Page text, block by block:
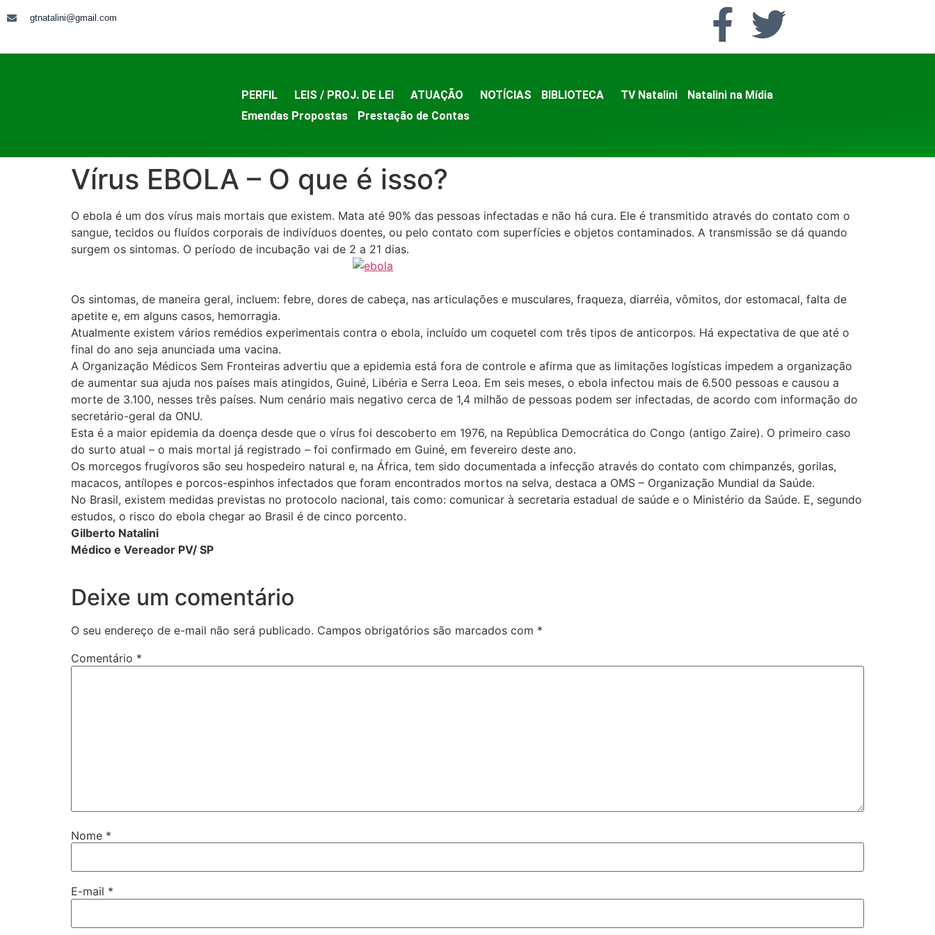
gtnatalini@gmail.com
PERFIL LEIS / PROJ. DE LEI ATUAÇÃO NOTÍCIAS BIBLIOTECA TV Natalini
Natalini na Mídia
Emendas Propostas
Prestação de Contas
Vírus EBOLA – O que é isso?
O ebola é um dos vírus mais mortais que existem. Mata até 90% das pessoas infectadas e não há cura. Ele é transmitido através do contato com o
sangue, tecidos ou fluídos corporais de indivíduos doentes, ou pelo contato com superfícies e objetos contaminados. A transmissão se dá quando
surgem os sintomas. O período de incubação vai de 2 a 21 dias.
Os sintomas, de maneira geral, incluem: febre, dores de cabeça, nas articulações e musculares, fraqueza, diarréia, vômitos, dor estomacal, falta de
apetite e, em alguns casos, hemorragia.
Atualmente existem vários remédios experimentais contra o ebola, incluído um coquetel com três tipos de anticorpos. Há expectativa de que até o
final do ano seja anunciada uma vacina.
A Organização Médicos Sem Fronteiras advertiu que a epidemia está fora de controle e afirma que as limitações logísticas impedem a organização
de aumentar sua ajuda nos países mais atingidos, Guiné, Libéria e Serra Leoa. Em seis meses, o ebola infectou mais de 6.500 pessoas e causou a
morte de 3.100, nesses três países. Num cenário mais negativo cerca de 1,4 milhão de pessoas podem ser infectadas, de acordo com informação do
secretário-geral da ONU.
Esta é a maior epidemia da doença desde que o vírus foi descoberto em 1976, na República Democrática do Congo (antigo Zaire). O primeiro caso
do surto atual – o mais mortal já registrado – foi confirmado em Guiné, em fevereiro deste ano.
Os morcegos frugívoros são seu hospedeiro natural e, na África, tem sido documentada a infecção através do contato com chimpanzés, gorilas,
macacos, antílopes e porcos-espinhos infectados que foram encontrados mortos na selva, destaca a OMS – Organização Mundial da Saúde.
No Brasil, existem medidas previstas no protocolo nacional, tais como: comunicar à secretaria estadual de saúde e o Ministério da Saúde. E, segundo
estudos, o risco do ebola chegar ao Brasil é de cinco porcento.
Gilberto Natalini
Médico e Vereador PV/ SP
Deixe um comentário
O seu endereço de e-mail não será publicado. Campos obrigatórios são marcados com *
Comentário *
Nome *
E-mail *